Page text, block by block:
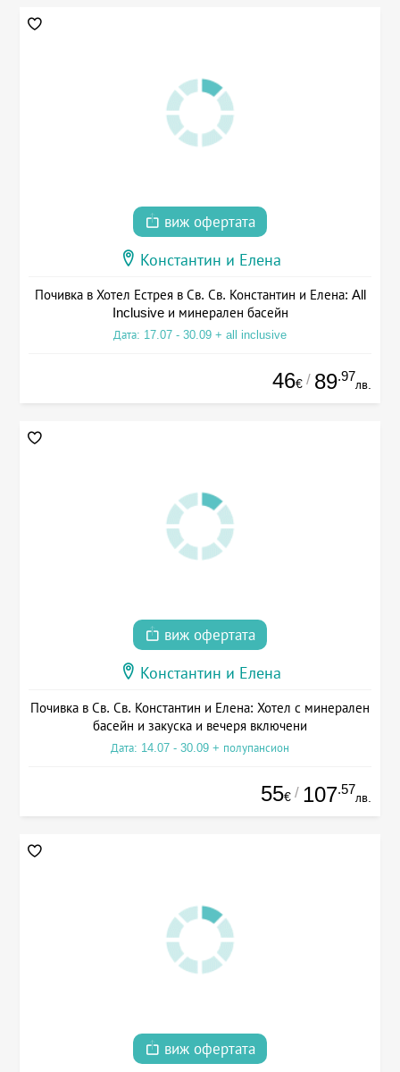
виж офертата
Константин и Елена
Почивка в Хотел Естрея в Св. Св. Константин и Елена: All
Inclusive и минерален басейн
Дата: 17.07 - 30.09 + all inclusive
46€ / 89.97
лв.
виж офертата
Константин и Елена
Почивка в Св. Св. Константин и Елена: Хотел с минерален
басейн и закуска и вечеря включени
Дата: 14.07 - 30.09 + полупансион
55€ / 107.57
лв.
виж офертата